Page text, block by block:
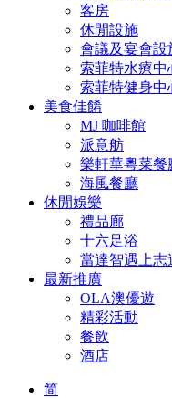
客房
休閒設施
會議及宴會設
索菲特水療中
索菲特健身中
美食佳餚
MJ 咖啡館
派意舫
樂軒華粵菜餐
海風餐廳
休閒娛樂
禮品廊
十六足浴
當達智遇上志
最新推廣
OLA澳優遊
精彩活動
餐飲
酒店
简